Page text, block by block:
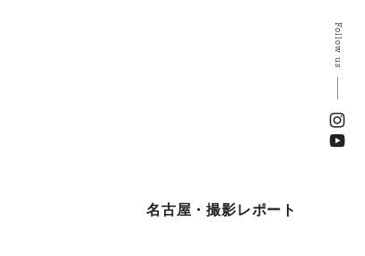
名古屋・撮影レポート
Follow us